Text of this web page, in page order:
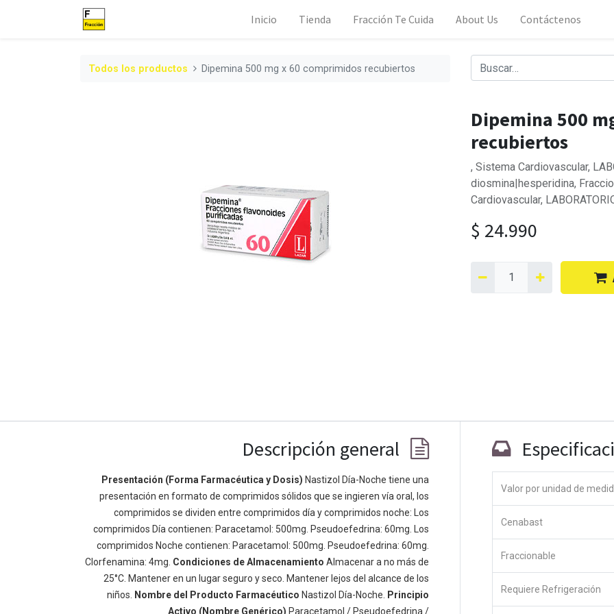
Inicio Tienda Fracción Te Cuida About Us Contáctenos
Todos los productos Dipemina 500 mg x 60 comprimidos recubiertos
Dipemina 500
recubiertos
, Sistema Cardiovascular,
diosmina|hesperidina,
Cardiovascular,
$ 24.990
Descripción general
Presentación (Forma Farmacéutica y Dosis) Nastizol Día-Noche tiene una
presentación en formato de comprimidos sólidos que se ingieren vía oral, los
comprimidos se dividen entre comprimidos día y comprimidos noche: Los
comprimidos Día contienen: Paracetamol: 500mg. Pseudoefedrina: 60mg. Los
comprimidos Noche contienen: Paracetamol: 500mg. Pseudoefedrina: 60mg.
Clorfenamina: 4mg. Condiciones de Almacenamiento Almacenar a no más de
25°C. Mantener en un lugar seguro y seco. Mantener lejos del alcance de los
niños.
Nombre del Producto Farmacéutico Nastizol Día-Noche.
Principio
Activo (Nombre Genérico) Paracetamol / Pseudoefedrina /
Valor por unidad de
Cenabast
Fraccionable
Requiere Refrigeración
Enlaces de Ínteres
Inicio
Acerca de
Productos
Servicios
Política de privacidad
Acerca de
Somos un equipo de personas apasionadas cuyo objetivo es
mejorar la vida de todos a través de productos disruptivos.
Construimos grandes productos para resolver sus problemas
de negocio. Nuestros productos están diseñados para
pequeñas y medianas empresas dispuestas a optimizar su
rendimiento.